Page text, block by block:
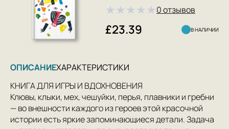
★★★★★0 отзывов
£23.39 В НАЛИЧИИ
ОПИСАНИЕХАРАКТЕРИСТИКИ
КНИГА ДЛЯ ИГРЫ И ВДОХНОВЕНИЯ
Клювы, клыки, мех, чешуйки, перья, плавники и гребни
— во внешности каждого из героев этой красочной
истории есть яркие запоминающиеся детали. Задача